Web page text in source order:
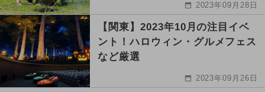
2023年09月28日
【関東】2023年10月の注目イベ
ント！ハロウィン・グルメフェス
など厳選
2023年09月26日